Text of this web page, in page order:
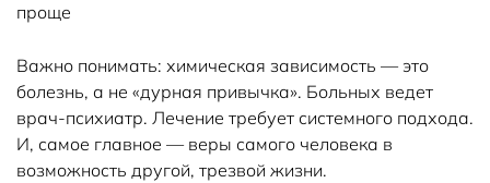
проще
Важно понимать: химическая зависимость — это
болезнь, а не «дурная привычка». Больных ведет
врач-психиатр. Лечение требует системного подхода.
И, самое главное — веры самого человека в
возможность другой, трезвой жизни.